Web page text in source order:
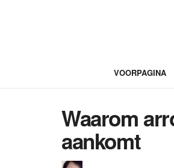
VOORPAGINA
Waarom
aankomt